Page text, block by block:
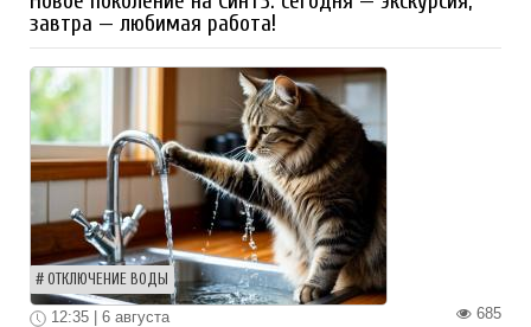
завтра — любимая работа!
ОТКЛЮЧЕНИЕ ВОДЫ
685
12:35 | 6 августа